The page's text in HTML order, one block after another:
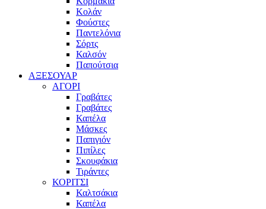
Κολάν
Φούστες
Παντελόνια
Σόρτς
Καλσόν
Παπούτσια
ΑΞΕΣΟΥΑΡ
ΑΓΟΡΙ
Γραβάτες
Γραβάτες
Καπέλα
Μάσκες
Παπιγιόν
Πιπίλες
Σκουφάκια
Τιράντες
ΚΟΡΙΤΣΙ
Καλτσάκια
Καπέλα